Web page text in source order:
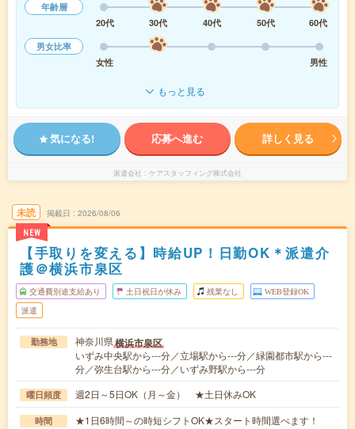
年齢層
20代
30代 40代 50代
60代
男女比率
女性
男性
もっと見る
気になる! 応募へ進む 詳しく見る
派遣会社 ケアスタッフィング株式会社
未読
NEW
掲載日 2026/08/06
【手取りを変える】時給UP！日勤OK＊派遣介
護＠横浜市泉区
交通費別途支給あり 土日祝日が休み 残業なし WEB登録OK
派遣
勤務地 神奈川県横浜市泉区
いずみ中央駅から---分／立場駅から---分／緑園都市駅から---
分／弥生台駅から---分／いずみ野駅から---分
曜日頻度 週2日～5日OK（月～金） ★土日休みOK
時間
★1日6時間～の時短シフトOK★スタート時間選べます！